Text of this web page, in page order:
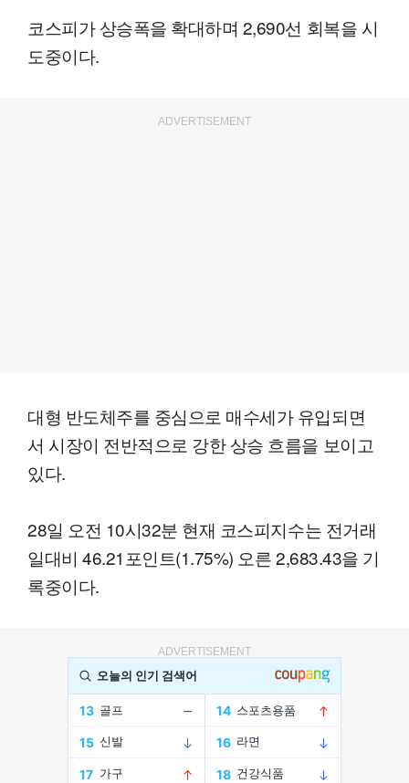
코스피가 상승폭을 확대하며 2,690선 회복을 시
도중이다.
ADVERTISEMENT
대형 반도체주를 중심으로 매수세가 유입되면
서 시장이 전반적으로 강한 상승 흐름을 보이고
있다.
28일 오전 10시32분 현재 코스피지수는 전거래
일대비 46.21포인트(1.75%) 오른 2,683.43을 기
록중이다.
ADVERTISEMENT